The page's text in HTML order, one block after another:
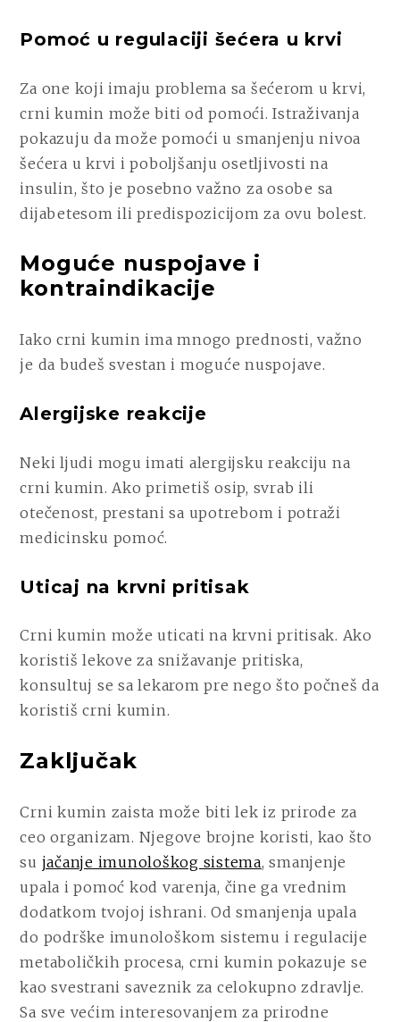
Pomoć u regulaciji šećera u krvi
Za one koji imaju problema sa šećerom u krvi,
crni kumin može biti od pomoći. Istraživanja
pokazuju da može pomoći u smanjenju nivoa
šećera u krvi i poboljšanju osetljivosti na
insulin, što je posebno važno za osobe sa
dijabetesom ili predispozicijom za ovu bolest.
Moguće nuspojave i
kontraindikacije
Iako crni kumin ima mnogo prednosti, važno
je da budeš svestan i moguće nuspojave.
Alergijske reakcije
Neki ljudi mogu imati alergijsku reakciju na
crni kumin. Ako primetiš osip, svrab ili
otečenost, prestani sa upotrebom i potraži
medicinsku pomoć.
Uticaj na krvni pritisak
Crni kumin može uticati na krvni pritisak. Ako
koristiš lekove za snižavanje pritiska,
konsultuj se sa lekarom pre nego što počneš da
koristiš crni kumin.
Zaključak
Crni kumin zaista može biti lek iz prirode za
ceo organizam. Njegove brojne koristi, kao što
su jačanje imunološkog sistema, smanjenje
upala i pomoć kod varenja, čine ga vrednim
dodatkom tvojoj ishrani. Od smanjenja upala
do podrške imunološkom sistemu i regulacije
metaboličkih procesa, crni kumin pokazuje se
kao svestrani saveznik za celokupno zdravlje.
Sa sve većim interesovanjem za prirodne